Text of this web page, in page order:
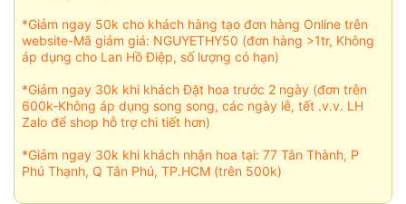
*Giảm ngay 50k cho khách hàng tạo đơn hàng Online trên
website-Mã giảm giá: NGUYETHY50 (đơn hàng >1tr, Không
áp dụng cho Lan Hồ Điệp, số lượng có hạn)
*Giảm ngay 30k khi khách Đặt hoa trước 2 ngày (đơn trên
600k-Không áp dụng song song, các ngày lễ, tết .v.v. LH
Zalo để shop hỗ trợ chi tiết hơn)
*Giảm ngay 30k khi khách nhận hoa tại: 77 Tân Thành, P
Phú Thạnh, Q Tân Phú, TP.HCM (trên 500k)